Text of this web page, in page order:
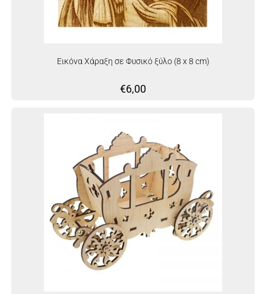
Εικόνα Χάραξη σε Φυσικό ξύλο (8 x 8 cm)
€6,00